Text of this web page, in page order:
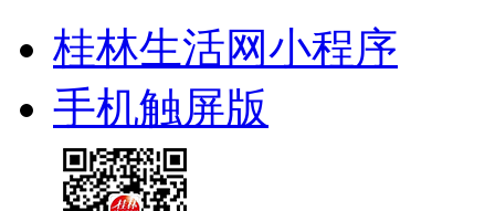
桂林生活网小程序
手机触屏版